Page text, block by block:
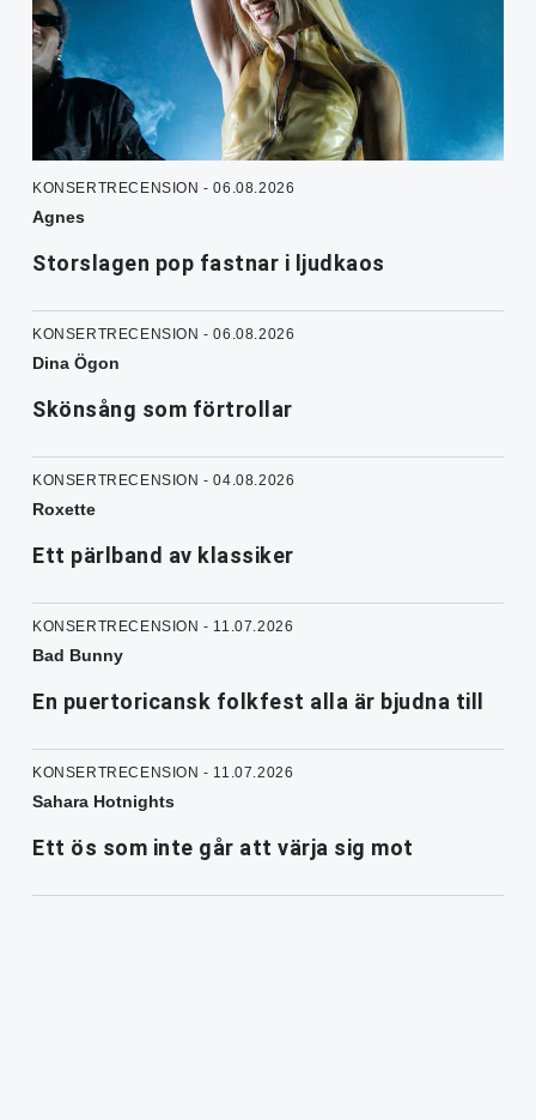
KONSERTRECENSION - 06.08.2026
Agnes
Storslagen pop fastnar i ljudkaos
KONSERTRECENSION - 06.08.2026
Dina Ögon
Skönsång som förtrollar
KONSERTRECENSION - 04.08.2026
Roxette
Ett pärlband av klassiker
KONSERTRECENSION - 11.07.2026
Bad Bunny
En puertoricansk folkfest alla är bjudna till
KONSERTRECENSION - 11.07.2026
Sahara Hotnights
Ett ös som inte går att värja sig mot